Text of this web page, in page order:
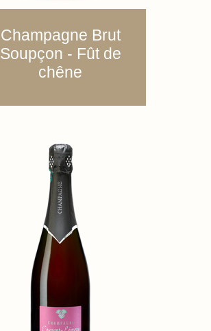
Champagne Brut
Soupçon - Fût de
chêne